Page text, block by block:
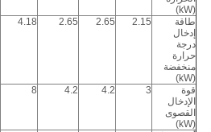
(kW)
طاقة
إدخال
درجة
حرارة
منخفضة
(kW)
2.15
2.65
2.65
4.18
قوة
الإدخال
القصوى
(kW)
3
4.2
4.2
8